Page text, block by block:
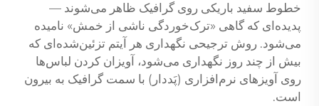
خطوط سفید باریکی روی گرافیک ظاهر می‌شوند —
پدیده‌ای که گاهی «ترک‌خوردگی ناشی از خمش» نامیده
می‌شود. روش ترجیحی نگهداری هر آیتم تزئین‌شده‌ای که
بیش از چند روز نگهداری می‌شود، آویزان کردن لباس‌ها
روی آویزهای نرم‌افزاری (پَد‌دار) با سمت گرافیک به بیرون
است.